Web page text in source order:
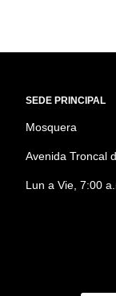
SEDE PRINCIPAL
Mosquera
Avenida Troncal
Lun a Vie, 7:00